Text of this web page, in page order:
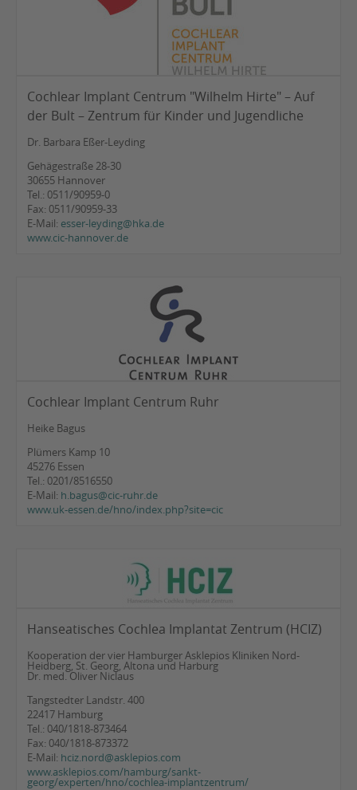
Cochlear Implant Centrum "Wilhelm Hirte" – Auf
der Bult – Zentrum für Kinder und Jugendliche
Dr. Barbara Eßer-Leyding
Gehägestraße 28-30
30655 Hannover
Tel.: 0511/90959-0
Fax: 0511/90959-33
E-Mail: esser-leyding@hka.de
www.cic-hannover.de
Cochlear Implant Centrum Ruhr
Heike Bagus
Plümers Kamp 10
45276 Essen
Tel.: 0201/8516550
E-Mail: h.bagus@cic-ruhr.de
www.uk-essen.de/hno/index.php?site=cic
Hanseatisches Cochlea Implantat Zentrum (HCIZ)
Kooperation der vier Hamburger Asklepios Kliniken Nord-
Heidberg, St. Georg, Altona und Harburg
Dr. med. Oliver Niclaus
Tangstedter Landstr. 400
22417 Hamburg
Tel.: 040/1818-873464
Fax: 040/1818-873372
E-Mail: hciz.nord@asklepios.com
www.asklepios.com/hamburg/sankt-
georg/experten/hno/cochlea-implantzentrum/